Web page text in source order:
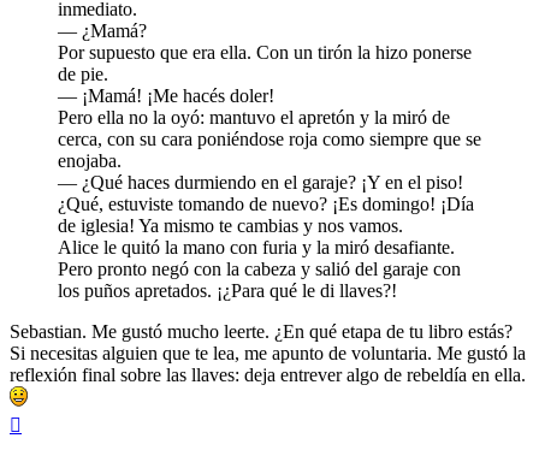
inmediato.
— ¿Mamá?
Por supuesto que era ella. Con un tirón la hizo ponerse
de pie.
— ¡Mamá! ¡Me hacés doler!
Pero ella no la oyó: mantuvo el apretón y la miró de
cerca, con su cara poniéndose roja como siempre que se
enojaba.
— ¿Qué haces durmiendo en el garaje? ¡Y en el piso!
¿Qué, estuviste tomando de nuevo? ¡Es domingo! ¡Día
de iglesia! Ya mismo te cambias y nos vamos.
Alice le quitó la mano con furia y la miró desafiante.
Pero pronto negó con la cabeza y salió del garaje con
los puños apretados. ¡¿Para qué le di llaves?!
Sebastian. Me gustó mucho leerte. ¿En qué etapa de tu libro estás?
Si necesitas alguien que te lea, me apunto de voluntaria. Me gustó la
reflexión final sobre las llaves: deja entrever algo de rebeldía en ella.